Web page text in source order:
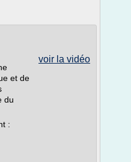
voir la vidéo
et de
du
: